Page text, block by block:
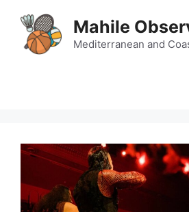
content
Mahile
Mediterranean and